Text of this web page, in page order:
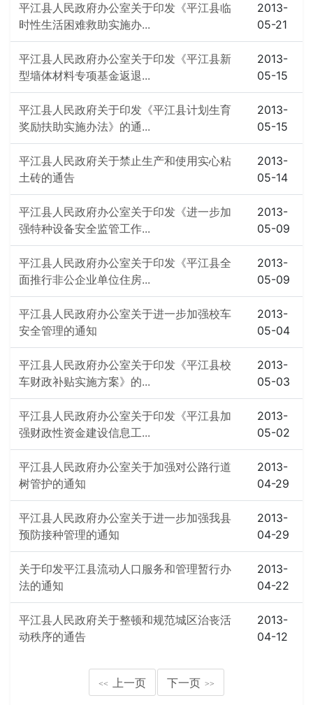
平江县人民政府办公室关于印发《平江县临
时性生活困难救助实施办...
2013-
05-21
平江县人民政府办公室关于印发《平江县新
型墙体材料专项基金返退...
2013-
05-15
平江县人民政府关于印发《平江县计划生育
奖励扶助实施办法》的通...
2013-
05-15
平江县人民政府关于禁止生产和使用实心粘
土砖的通告
2013-
05-14
平江县人民政府办公室关于印发《进一步加
强特种设备安全监管工作...
2013-
05-09
平江县人民政府办公室关于印发《平江县全
面推行非公企业单位住房...
2013-
05-09
平江县人民政府办公室关于进一步加强校车
安全管理的通知
2013-
05-04
平江县人民政府办公室关于印发《平江县校
车财政补贴实施方案》的...
2013-
05-03
平江县人民政府办公室关于印发《平江县加
强财政性资金建设信息工...
2013-
05-02
平江县人民政府办公室关于加强对公路行道
树管护的通知
2013-
04-29
平江县人民政府办公室关于进一步加强我县
预防接种管理的通知
2013-
04-29
关于印发平江县流动人口服务和管理暂行办
法的通知
2013-
04-22
平江县人民政府关于整顿和规范城区治丧活
动秩序的通告
2013-
04-12
<< 上一页 下一页 >>